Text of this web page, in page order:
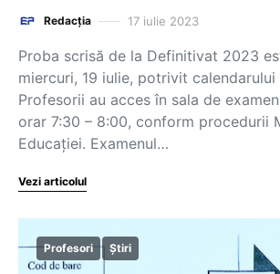
Redacția 17 iulie 2023
Proba scrisă de la Definitivat 2023
miercuri, 19 iulie, potrivit
Profesorii au acces în sala de
orar 7:30 – 8:00, conform procedurii
Educației. Examenul…
Vezi articolul
Profesori Știri